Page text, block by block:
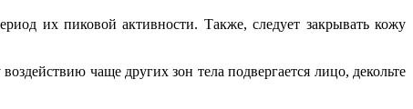
их пиковой активности. Также, следует закрывать кожу
чаще других зон тела подвергается лицо, декольте